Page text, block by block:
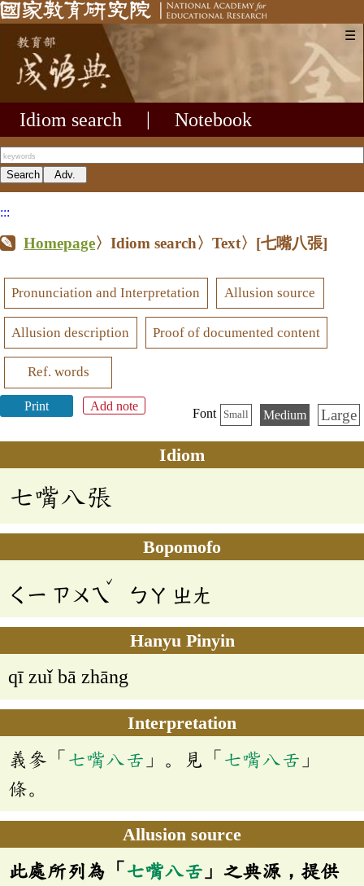
☰
Idiom search Notebook
:::
Homepage〉Idiom search〉Text〉 [七嘴八張]
Pronunciation and Interpretation Allusion source
Allusion description Proof of documented content
Ref. words
Print Add note
Font Small Medium Large
Idiom
七嘴八張
Bopomofo
ㄑㄧ ㄗㄨㄟ
ˇ
ㄅㄚ ㄓㄤ
Hanyu Pinyin
qī zuǐ bā zhāng
Interpretation
義參「 七嘴八舌 」。見「 七嘴八舌 」
條。
Allusion source
此處所列為「 七嘴八舌 」之典源，提供